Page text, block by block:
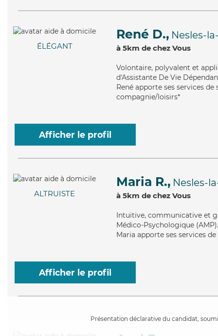
ÉLÉGANT
René D., Nesles-
à 5km de chez Vous
Volontaire, polyvalent et
d'Assistante De Vie
René apporte ses services
compagnie/loisirs*
Afficher le profil
ALTRUISTE
Maria R., Nesles-
à 5km de chez Vous
Intuitive, communicative et
Médico-Psychologique
Maria apporte ses services
Afficher le profil
Présentation déclarative du candidat,